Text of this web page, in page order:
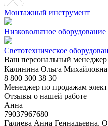
Монтажный инструмент
Низковольтное оборудование
Светотехническое
Ваш персональный менеджер
Калинина Ольга Михайловна
8 800 300 38 30
Менеджер по продажам
Отзывы о нашей работе
Анна
79037967680
Галиева Анна Геннадьевна,